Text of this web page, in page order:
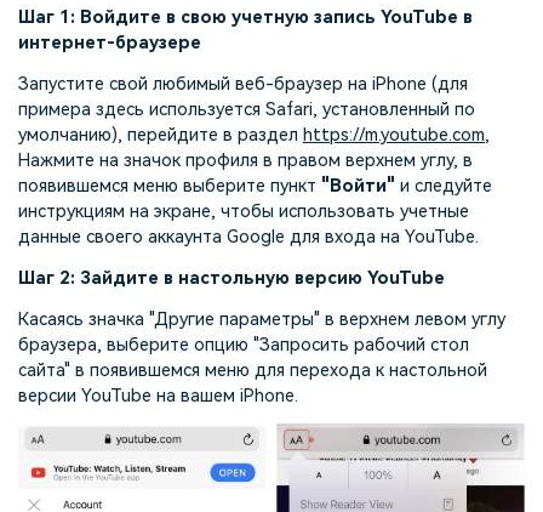
Шаг 1: Войдите в свою учетную запись YouTube в
интернет-браузере
Запустите свой любимый веб-браузер на iPhone (для
примера здесь используется Safari, установленный по
умолчанию), перейдите в раздел https://m.youtube.com,
Нажмите на значок профиля в правом верхнем углу, в
появившемся меню выберите пункт "Войти" и следуйте
инструкциям на экране, чтобы использовать учетные
данные своего аккаунта Google для входа на YouTube.
Шаг 2: Зайдите в настольную версию YouTube
Касаясь значка "Другие параметры" в верхнем левом углу
браузера, выберите опцию "Запросить рабочий стол
сайта" в появившемся меню для перехода к настольной
версии YouTube на вашем iPhone.